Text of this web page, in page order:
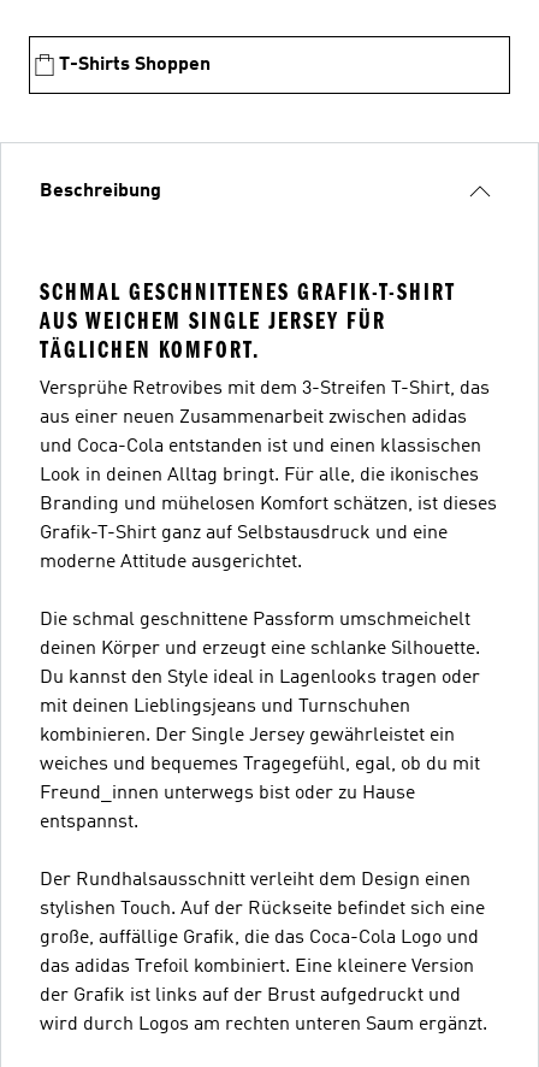
T-Shirts Shoppen
Beschreibung
SCHMAL GESCHNITTENES GRAFIK-T-SHIRT
AUS WEICHEM SINGLE JERSEY FÜR
TÄGLICHEN KOMFORT.
Versprühe Retrovibes mit dem 3-Streifen T-Shirt, das
aus einer neuen Zusammenarbeit zwischen adidas
und Coca-Cola entstanden ist und einen klassischen
Look in deinen Alltag bringt. Für alle, die ikonisches
Branding und mühelosen Komfort schätzen, ist dieses
Grafik-T-Shirt ganz auf Selbstausdruck und eine
moderne Attitude ausgerichtet.
Die schmal geschnittene Passform umschmeichelt
deinen Körper und erzeugt eine schlanke Silhouette.
Du kannst den Style ideal in Lagenlooks tragen oder
mit deinen Lieblingsjeans und Turnschuhen
kombinieren. Der Single Jersey gewährleistet ein
weiches und bequemes Tragegefühl, egal, ob du mit
Freund_innen unterwegs bist oder zu Hause
entspannst.
Der Rundhalsausschnitt verleiht dem Design einen
stylishen Touch. Auf der Rückseite befindet sich eine
große, auffällige Grafik, die das Coca-Cola Logo und
das adidas Trefoil kombiniert. Eine kleinere Version
der Grafik ist links auf der Brust aufgedruckt und
wird durch Logos am rechten unteren Saum ergänzt.